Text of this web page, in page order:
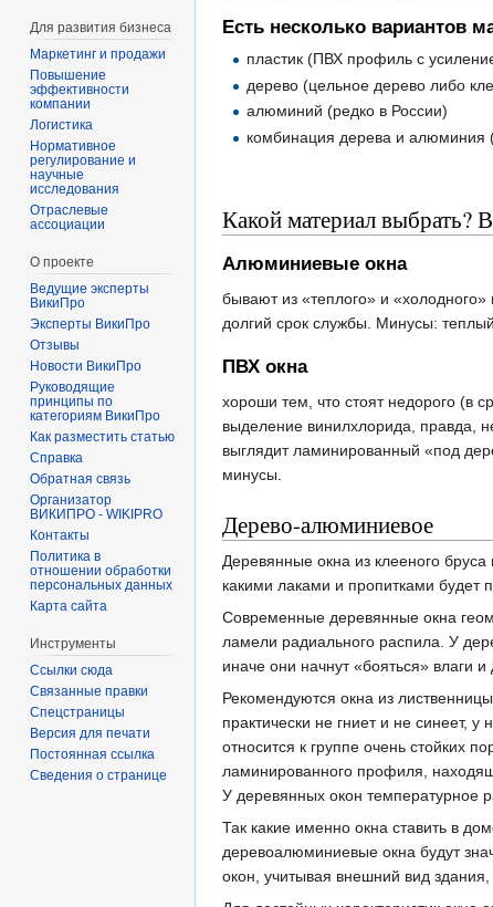
Есть несколько вариантов
пластик (ПВХ профиль с
дерево (цельное дерево либо
алюминий (редко в России)
комбинация дерева и алюминия
Какой материал
Алюминиевые окна
бывают из «теплого» и
долгий срок службы. Минусы:
ПВХ окна
хороши тем, что стоят недорого (в
выделение винилхлорида, правда,
выглядит ламинированный «под
минусы.
Дерево-алюминиевое
Деревянные окна из клееного
какими лаками и пропитками будет
Современные деревянные окна
ламели радиального распила. У
иначе они начнут «бояться» влаги
Рекомендуются окна из
практически не гниет и не синеет,
относится к группе очень стойких
ламинированного профиля,
У деревянных окон температурное
Так какие именно окна ставить в
деревоалюминиевые окна будут
окон, учитывая внешний вид
Для развития бизнеса
Маркетинг и продажи
Повышение
эффективности
компании
Логистика
Нормативное
регулирование и
научные
исследования
Отраслевые
ассоциации
О проекте
Ведущие эксперты
ВикиПро
Эксперты ВикиПро
Отзывы
Новости ВикиПро
Руководящие
принципы по
категориям ВикиПро
Как разместить статью
Справка
Обратная связь
Организатор
ВИКИПРО - WIKIPRO
Контакты
Политика в
отношении обработки
персональных данных
Карта сайта
Инструменты
Ссылки сюда
Связанные правки
Спецстраницы
Версия для печати
Постоянная ссылка
Сведения о странице